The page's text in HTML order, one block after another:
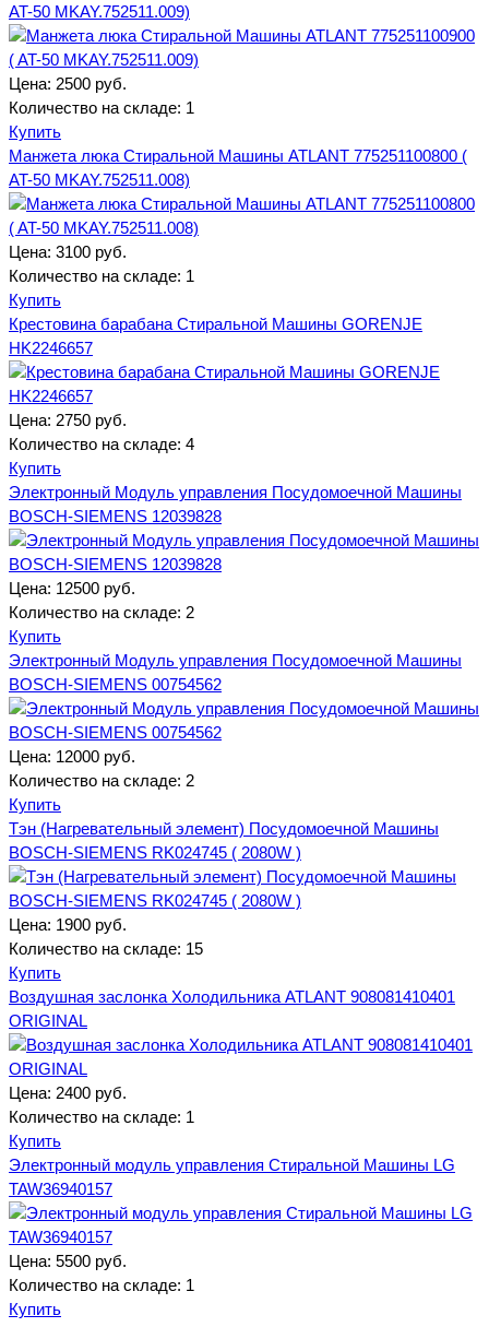
AT-50 MKAY.752511.009)
Цена: 2500 руб.
Количество на складе: 1
Купить
Манжета люка Стиральной Машины ATLANT 775251100800 (
AT-50 MKAY.752511.008)
Цена: 3100 руб.
Количество на складе: 1
Купить
Крестовина барабана Стиральной Машины GORENJE
HK2246657
Цена: 2750 руб.
Количество на складе: 4
Купить
Электронный Модуль управления Посудомоечной Машины
BOSCH-SIEMENS 12039828
Цена: 12500 руб.
Количество на складе: 2
Купить
Электронный Модуль управления Посудомоечной Машины
BOSCH-SIEMENS 00754562
Цена: 12000 руб.
Количество на складе: 2
Купить
Тэн (Нагревательный элемент) Посудомоечной Машины
BOSCH-SIEMENS RK024745 ( 2080W )
Цена: 1900 руб.
Количество на складе: 15
Купить
Воздушная заслонка Холодильника ATLANT 908081410401
ORIGINAL
Цена: 2400 руб.
Количество на складе: 1
Купить
Электронный модуль управления Стиральной Машины LG
TAW36940157
Цена: 5500 руб.
Количество на складе: 1
Купить